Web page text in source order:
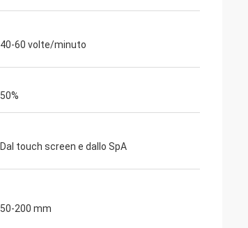
40-60 volte/minuto
50%
Dal touch screen e dallo SpA
50-200 mm